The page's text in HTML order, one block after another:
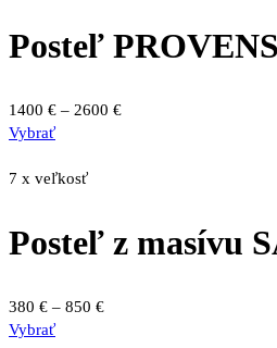
Možnosti
vybrať
na
produktu.
Posteľ
1400 € – 2600 €Price
VybraťTento
má
Možnosti
vybrať
na
7 x veľkosť
Posteľ z masívu
380 € – 850 €Price
VybraťTento